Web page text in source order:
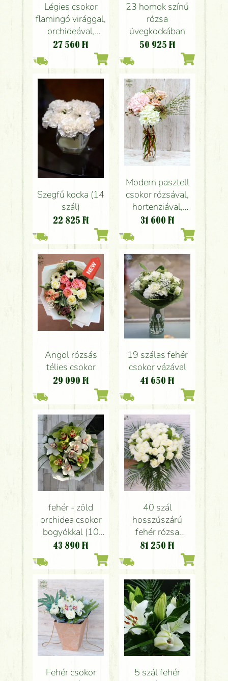
Légies csokor
flamingó virággal,
orchideával,
henger vázával
27 560 Ft
23 homok színű
rózsa
üvegkockában
50 925 Ft
Szegfű kocka (14
szál)
22 825 Ft
Modern pasztell
csokor rózsával,
hortenziával,
henger vázával
31 600 Ft
Angol rózsás
télies csokor
29 090 Ft
19 szálas fehér
csokor vázával
41 650 Ft
fehér - zöld
orchidea csokor
bogyókkal (10
szál)
43 890 Ft
40 szál
hosszúszárú
fehér rózsa
81 250 Ft
Fehér csokor
5 szál fehér